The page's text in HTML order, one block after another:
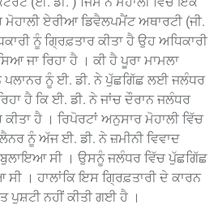
ਏਰੀਆ ਡਿਵੈਲਪਮੈਂਟ ਅਥਾਰਟੀ (ਜੀ.
ਨੂੰ ਗ੍ਰਿਫ਼ਤਾਰ ਕੀਤਾ ਹੈ ਉਹ ਅਧਿਕਾਰੀ
ਜਾ ਰਿਹਾ ਹੈ । ਕੀ ਹੈ ਪੂਰਾ ਮਾਮਲਾ
ਨੂੰ ਈ. ਡੀ. ਨੇ ਪੁੱਛਗਿੱਛ ਲਈ ਜਲੰਧਰ
ਹੈ ਕਿ ਈ. ਡੀ. ਨੇ ਜਾਂਚ ਦੌਰਾਨ ਜਲੰਧਰ
ਕੀਤਾ ਹੈ । ਰਿਪੋਰਟਾਂ ਅਨੁਸਾਰ ਮੋਹਾਲੀ ਵਿੱਚ
ਨੂੰ ਅੱਜ ਈ. ਡੀ. ਨੇ ਜ਼ਮੀਨੀ ਵਿਵਾਦ
ਸੀ । ਉਸਨੂੰ ਜਲੰਧਰ ਵਿੱਚ ਪੁੱਛਗਿੱਛ
ਸੀ । ਹਾਲਾਂਕਿ ਇਸ ਗ੍ਰਿਫ਼ਤਾਰੀ ਦੇ ਕਾਰਨ
ਨਹੀਂ ਕੀਤੀ ਗਈ ਹੈ ।